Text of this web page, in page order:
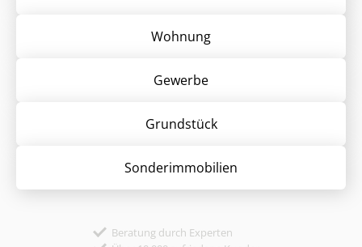
Wohnung
Gewerbe
Grund­stück
Sonder­immobilien
Beratung durch Experten